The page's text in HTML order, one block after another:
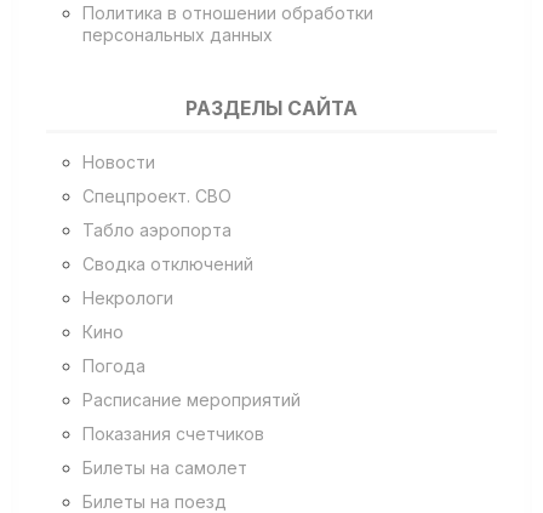
Политика в отношении обработки
персональных данных
РАЗДЕЛЫ САЙТА
Новости
Спецпроект. СВО
Табло аэропорта
Сводка отключений
Некрологи
Кино
Погода
Расписание мероприятий
Показания счетчиков
Билеты на самолет
Билеты на поезд